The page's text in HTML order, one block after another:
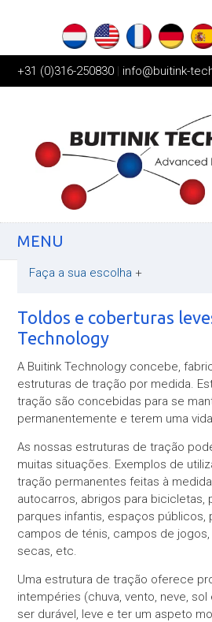
+31 (0)316-250830 | info@buitink-
MENU
Faça a sua escolha +
Toldos e coberturas
Technology
A Buitink Technology concebe,
estruturas de tração por medida.
tração são concebidas para se
permanentemente e terem uma
As nossas estruturas de tração
muitas situações. Exemplos de
tração permanentes feitas à
autocarros, abrigos para bicicletas,
parques infantis, espaços públicos,
campos de ténis, campos de
secas, etc.
Uma estrutura de tração oferece
intempéries (chuva, vento, neve,
ser durável, leve e ter um aspeto